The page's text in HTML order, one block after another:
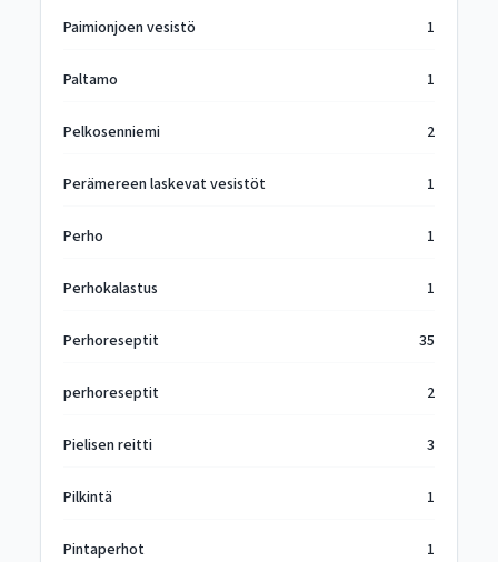
Paimionjoen vesistö 1
Paltamo 1
Pelkosenniemi 2
Perämereen laskevat vesistöt 1
Perho 1
Perhokalastus 1
Perhoreseptit 35
perhoreseptit 2
Pielisen reitti 3
Pilkintä 1
Pintaperhot 1